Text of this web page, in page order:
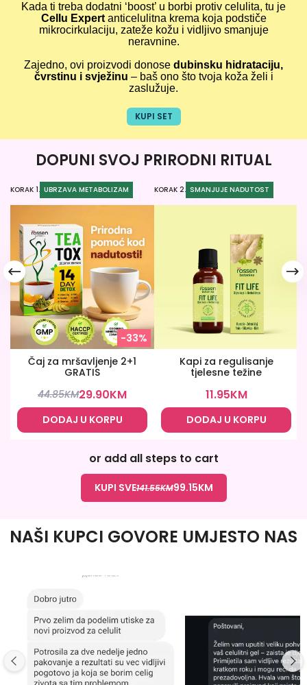
Kada ti treba dodatni ‘boost’ u borbi protiv celulita, tu je
Cellu Expertanticelulitna krema koja podstiče
mikrocirkulaciju, zateže kožu i vidljivo smanjuje
neravnine.
Zajedno, ovi proizvodi donose dubinsku hidrataciju,
čvrstinu i svježinu – baš ono što tvoja koža želi i
zaslužuje.
KUPI SET
DOPUNI SVOJ PRIRODNI RITUAL
KORAK 1. UBRZAVA METABOLIZAM
-33%
Čaj za mršavljenje 2+1
GRATIS
44.85KM29.90KM
DODAJ U KORPU
KORAK 2. SMANJUJE NADUTOST
Kapi za regulisanje
tjelesne težine
11.95KM
DODAJ U KORPU
or add all steps to cart
KUPI SVE141.55KM99.15KM
NAŠI KUPCI GOVORE UMJESTO NAS